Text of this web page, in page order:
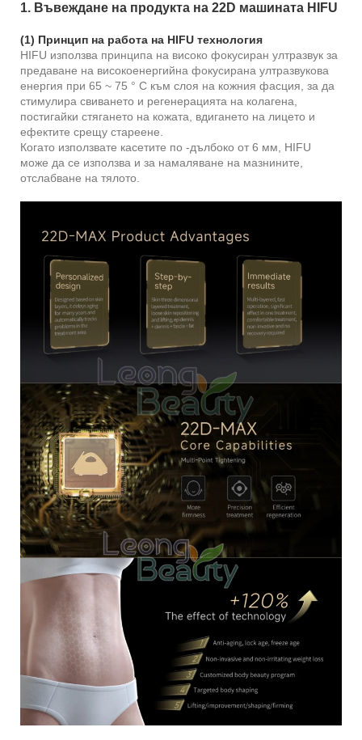
1. Въвеждане на продукта на 22D машината HIFU
(1) Принцип на работа на HIFU технология
HIFU използва принципа на високо фокусиран ултразвук за
предаване на високоенергийна фокусирана ултразвукова
енергия при 65 ~ 75 ° C към слоя на кожния фасция, за да
стимулира свиването и регенерацията на колагена,
постигайки стягането на кожата, вдигането на лицето и
ефектите срещу стареене.
Когато използвате касетите по -дълбоко от 6 мм, HIFU
може да се използва и за намаляване на мазнините,
отслабване на тялото.